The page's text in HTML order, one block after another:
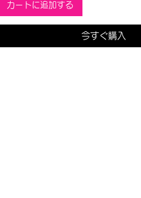
カートに追加する
今すぐ購入